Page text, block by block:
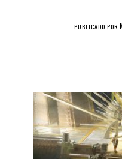
PUBLICADO POR